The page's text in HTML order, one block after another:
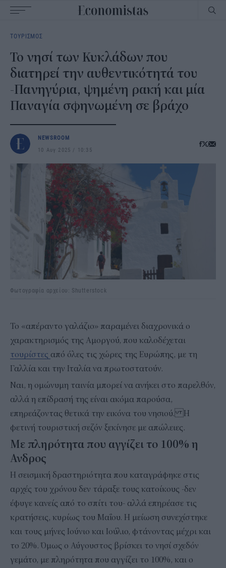
navigation
ΤΟΥΡΙΣΜΟΣ
Το νησί των Κυκλάδων που
διατηρεί την αυθεντικότητά του
-Πανηγύρια, ψημένη ρακή και μία
Παναγία σφηνωμένη σε βράχο
NEWSROOM
10 Αυγ 2025
10:35
Φωτογραφία αρχείου: Shutterstock
Το «απέραντο γαλάζιο» παραμένει διαχρονικά ο
χαρακτηρισμός της Αμοργού, που καλοδέχεται
τουρίστες από όλες τις χώρες της Ευρώπης, με τη
Γαλλία και την Ιταλία να πρωτοστατούν.
Ναι, η ομώνυμη ταινία μπορεί να ανήκει στο παρελθόν,
αλλά η επίδρασή της είναι ακόμα παρούσα,
επηρεάζοντας θετικά την εικόνα του νησιού. Η
φετινή τουριστική σεζόν ξεκίνησε με απώλειες.
Με πληρότητα που αγγίζει το 100% η
Ανδρος
Η σεισμική δραστηριότητα που καταγράφηκε στις
αρχές του χρόνου δεν τάραξε τους κατοίκους -δεν
έφυγε κανείς από το σπίτι του- αλλά επηρέασε τις
κρατήσεις, κυρίως του Μαΐου. Η μείωση συνεχίστηκε
και τους μήνες Ιούνιο και Ιούλιο, φτάνοντας μέχρι και
το 20%. Όμως ο Αύγουστος βρίσκει το νησί σχεδόν
γεμάτο, με πληρότητα που αγγίζει το 100%, και ο